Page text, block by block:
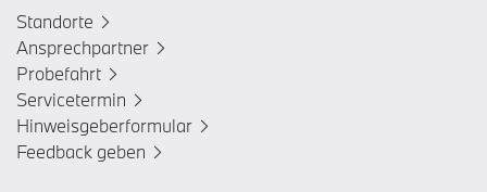
Standorte
Ansprechpartner
Probefahrt
Servicetermin
Hinweisgeberformular
Feedback geben